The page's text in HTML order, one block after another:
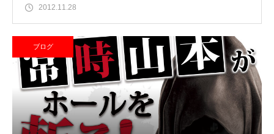
2012.11.28
ブログ